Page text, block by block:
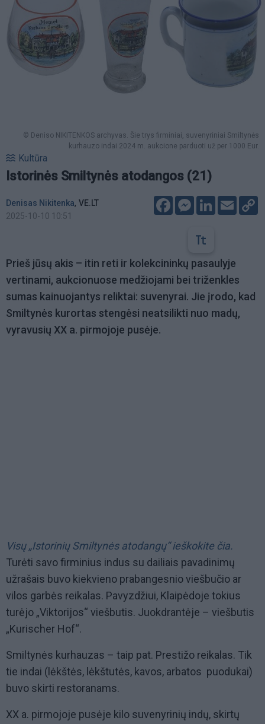
© Deniso NIKITENKOS archyvas. Šie trys firminiai, suvenyriniai Smiltynės
kurhauzo indai 2024 m. aukcione parduoti už per 1000 Eur.
Kultūra
Istorinės Smiltynės atodangos (21)
Denisas Nikitenka, VE.LT
2025-10-10 10:51
FacebookMessenger
LinkedIn
Email
Prieš jūsų akis – itin reti ir kolekcininkų pasaulyje
vertinami, aukcionuose medžiojami bei triženkles
sumas kainuojantys reliktai: suvenyrai. Jie įrodo, kad
Smiltynės kurortas stengėsi neatsilikti nuo madų,
vyravusių XX a. pirmojoje pusėje.
Visų „Istorinių Smiltynės atodangų“ ieškokite čia.
Turėti savo firminius indus su dailiais pavadinimų
užrašais buvo kiekvieno prabangesnio viešbučio ar
vilos garbės reikalas. Pavyzdžiui, Klaipėdoje tokius
turėjo „Viktorijos“ viešbutis. Juokdrantėje – viešbutis
„Kurischer Hof“.
Smiltynės kurhauzas – taip pat. Prestižo reikalas. Tik
tie indai (lėkštės, lėkštutės, kavos, arbatos puodukai)
buvo skirti restoranams.
XX a. pirmojoje pusėje kilo suvenyrinių indų, skirtų